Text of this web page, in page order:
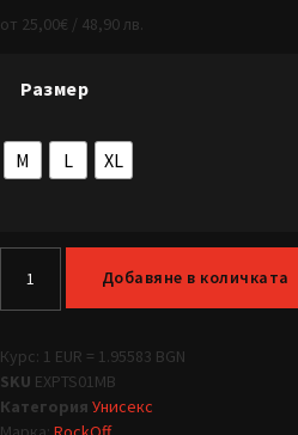
от 25,00€ / 48,90 лв.
Размер
M L XL
Добавяне в количката
Курс: 1 EUR = 1.95583 BGN
SKU EXPTS01MB
Категория Унисекс